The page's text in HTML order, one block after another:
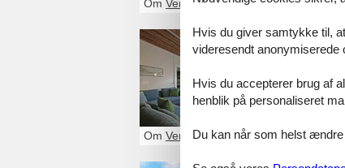
Om Venedig
Sejl en tur
Om Venedig
Hvis du giver samtykke til,
videresendt anonymiserede
Hvis du accepterer brug af
henblik på personaliseret
Du kan når som helst